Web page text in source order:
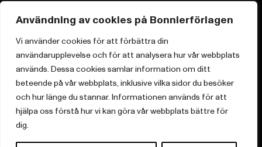
Användning av cookies på Bonnierförlagen
Vi använder cookies för att förbättra din
användarupplevelse och för att analysera hur vår webbplats
används. Dessa cookies samlar information om ditt
beteende på vår webbplats, inklusive vilka sidor du besöker
och hur länge du stannar. Informationen används för att
hjälpa oss förstå hur vi kan göra vår webbplats bättre för
dig.
Postadress
Box 3159, 103 63 Stockholm
Om Bonnierförlagen
Cookies
Integritetspolicy